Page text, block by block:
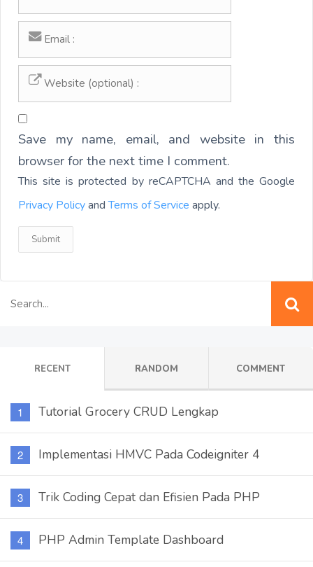
Save my name, email, and website in this
browser for the next time I comment.
This site is protected by reCAPTCHA and the Google
Privacy PolicyandTerms of Service apply.
RECENT RANDOM COMMENT
Tutorial Grocery CRUD Lengkap
Implementasi HMVC Pada Codeigniter 4
Trik Coding Cepat dan Efisien Pada PHP
PHP Admin Template Dashboard